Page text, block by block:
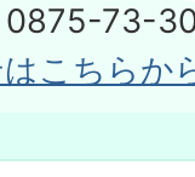
0875-73-
こちらか